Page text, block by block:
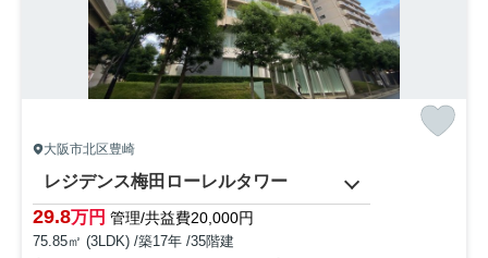
大阪市北区豊崎
レジデンス梅田ローレルタワー
29.8万円 管理/共益費20,000円
75.85㎡ (3LDK) /築17年 /35階建